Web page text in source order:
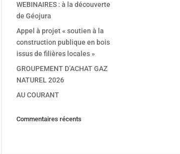
WEBINAIRES : à la découverte
de Géojura
Appel à projet « soutien à la
construction publique en bois
issus de filières locales »
GROUPEMENT D’ACHAT GAZ
NATUREL 2026
AU COURANT
Commentaires récents